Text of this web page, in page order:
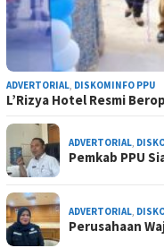
ADVERTORIAL, DISKOMINFO PPU
L’Rizya Hotel Resmi
ADVERTORIAL,
Pemkab PPU
ADVERTORIAL,
Perusahaan